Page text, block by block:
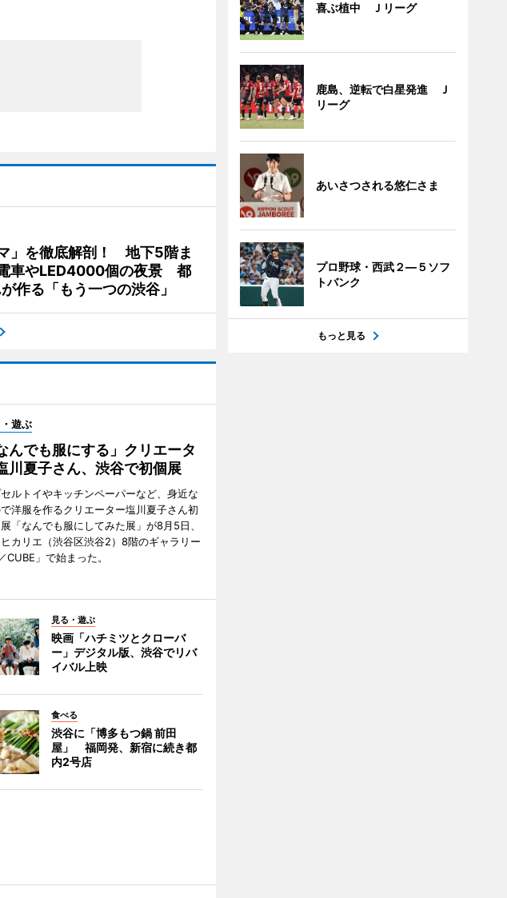
」を徹底解剖！ 地下5階ま
車やLED4000個の夜景 都
作る「もう一つの渋谷」
遊ぶ
んでも服にする」クリエータ
川夏子さん、渋谷で初個展
ルトイやキッチンペーパーなど、身近な
洋服を作るクリエーター塩川夏子さん初
「なんでも服にしてみた展」が8月5日、
カリエ（渋谷区渋谷2）8階のギャラリー
CUBE」で始まった。
見る・遊ぶ
映画「ハチミツとクローバ
ー」デジタル版、渋谷でリバ
イバル上映
食べる
渋谷に「博多もつ鍋 前田
屋」 福岡発、新宿に続き都
内2号店
喜ぶ植中 Ｊリーグ
鹿島、逆転で白星発進 Ｊ
リーグ
あいさつされる悠仁さま
プロ野球・西武２―５ソフ
トバンク
もっと見る